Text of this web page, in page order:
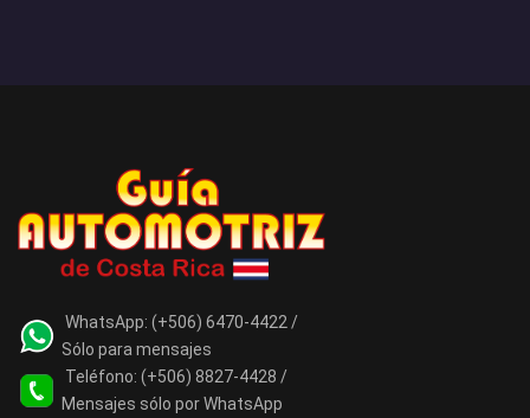
WhatsApp: (+506) 6470-4422 /
Sólo para mensajes
Teléfono: (+506) 8827-4428 /
Mensajes sólo por WhatsApp